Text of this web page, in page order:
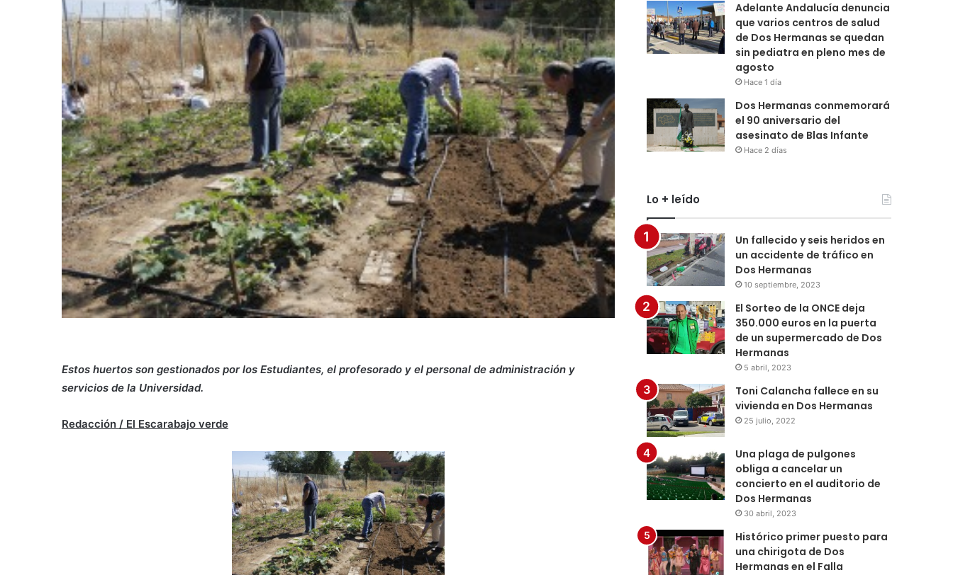
Estos huertos son gestionados por los Estudiantes, el profesorado y el personal de administración y
servicios de la Universidad.
Redacción / El Escarabajo verde
Adelante Andalucía denuncia
que varios centros de salud
de Dos Hermanas se quedan
sin pediatra en pleno mes de
agosto
Hace 1 día
Dos Hermanas conmemorará
el 90 aniversario del
asesinato de Blas Infante
Hace 2 días
Lo + leído
Un fallecido y seis heridos en
un accidente de tráfico en
Dos Hermanas
10 septiembre, 2023
El Sorteo de la ONCE deja
350.000 euros en la puerta
de un supermercado de Dos
Hermanas
5 abril, 2023
Toni Calancha fallece en su
vivienda en Dos Hermanas
25 julio, 2022
Una plaga de pulgones
obliga a cancelar un
concierto en el auditorio de
Dos Hermanas
30 abril, 2023
Histórico primer puesto para
una chirigota de Dos
Hermanas en el Falla